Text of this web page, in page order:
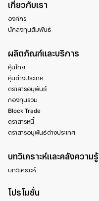
เกี่ยวกับเรา
องค์กร
นักลงทุนสัมพันธ์
ผลิตภัณฑ์และบริการ
หุ้นไทย
หุ้นต่างประเทศ
ตราสารอนุพันธ์
กองทุนรวม
Block Trade
ตราสารหนี้
ตราสารอนุพันธ์ต่างประเทศ
บทวิเคราะห์และคลังความรู้
บทวิเคราะห์
โปรโมชั่น